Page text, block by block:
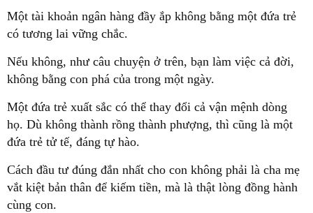
Một tài khoản ngân hàng đầy ắp không bằng một đứa trẻ
có tương lai vững chắc.
Nếu không, như câu chuyện ở trên, bạn làm việc cả đời,
không bằng con phá của trong một ngày.
Một đứa trẻ xuất sắc có thể thay đổi cả vận mệnh dòng
họ. Dù không thành rồng thành phượng, thì cũng là một
đứa trẻ tử tế, đáng tự hào.
Cách đầu tư đúng đắn nhất cho con không phải là cha mẹ
vắt kiệt bản thân để kiếm tiền, mà là thật lòng đồng hành
cùng con.